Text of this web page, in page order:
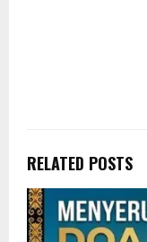
RELATED POSTS